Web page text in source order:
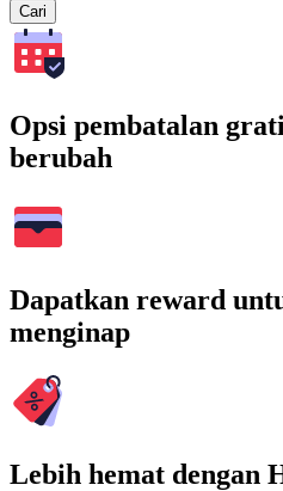
Cari
Opsi pembatalan
berubah
Dapatkan reward
menginap
Lebih hemat dengan